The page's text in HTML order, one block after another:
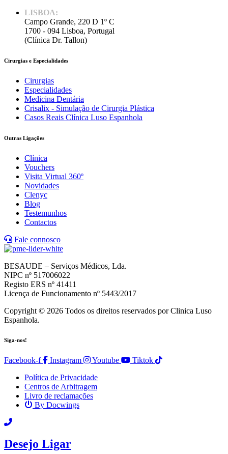
LISBOA:
Campo Grande, 220 D 1º C
1700 - 094 Lisboa, Portugal
(Clínica Dr. Tallon)
Cirurgias e Especialidades
Cirurgias
Especialidades
Medicina Dentária
Crisalix - Simulação de Cirurgia Plástica
Casos Reais Clínica Luso Espanhola
Outras Ligações
Clínica
Vouchers
Visita Virtual 360º
Novidades
Clenyc
Blog
Testemunhos
Contactos
Fale connosco
BESAUDE – Serviços Médicos, Lda.
NIPC nº 517006022
Registo ERS nº 41411
Licença de Funcionamento nº 5443/2017
Copyright © 2026 Todos os direitos reservados por Clinica Luso
Espanhola.
Siga-nos!
Facebook-f Instagram Youtube
Tiktok
Política de Privacidade
Centros de Arbitragem
Livro de reclamações
By Docwings
Scroll
Up
Desejo Ligar